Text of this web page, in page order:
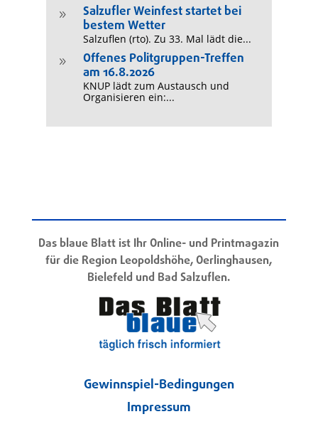
9
Salzufler Weinfest startet bei
bestem Wetter
Salzuflen (rto). Zu 33. Mal lädt die...
9
Offenes Politgruppen-Treffen
am 16.8.2026
KNUP lädt zum Austausch und
Organisieren ein:...
Das blaue Blatt ist Ihr Online- und Printmagazin
für die Region Leopoldshöhe, Oerlinghausen,
Bielefeld und Bad Salzuflen.
Gewinnspiel-Bedingungen
Impressum